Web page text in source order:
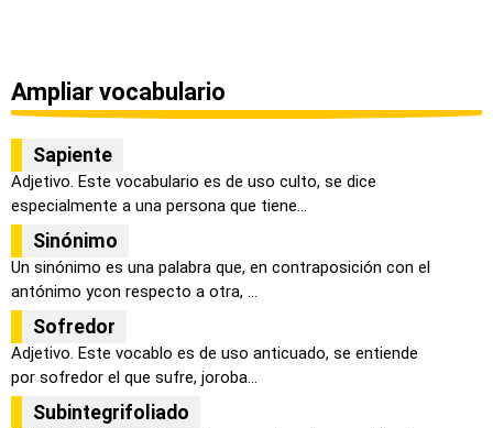
Ampliar vocabulario
Sapiente
Adjetivo. Este vocabulario es de uso culto, se dice
especialmente a una persona que tiene...
Sinónimo
Un sinónimo es una palabra que, en contraposición con el
antónimo ycon respecto a otra, ...
Sofredor
Adjetivo. Este vocablo es de uso anticuado, se entiende
por sofredor el que sufre, joroba...
Subintegrifoliado